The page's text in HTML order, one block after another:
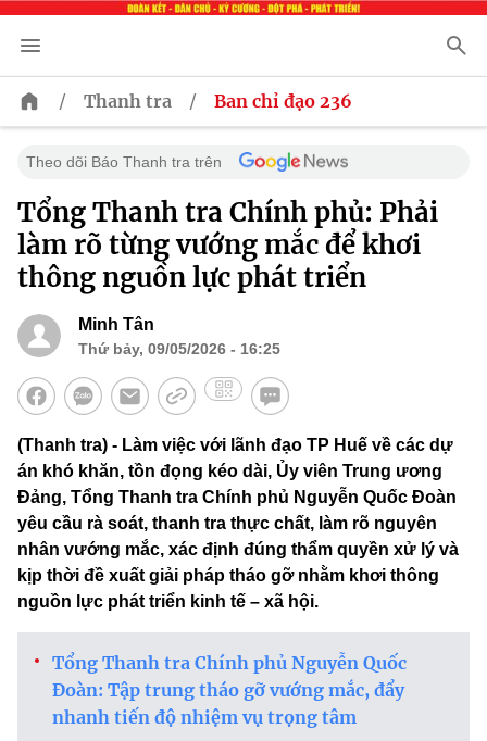
/ Thanh tra / Ban chỉ đạo 236
Theo dõi Báo Thanh tra trên
Tổng Thanh tra Chính phủ: Phải
làm rõ từng vướng mắc để khơi
thông nguồn lực phát triển
Minh Tân
Thứ bảy, 09/05/2026 - 16:25
(Thanh tra) - Làm việc với lãnh đạo TP Huế về các dự
án khó khăn, tồn đọng kéo dài, Ủy viên Trung ương
Đảng, Tổng Thanh tra Chính phủ Nguyễn Quốc Đoàn
yêu cầu rà soát, thanh tra thực chất, làm rõ nguyên
nhân vướng mắc, xác định đúng thẩm quyền xử lý và
kịp thời đề xuất giải pháp tháo gỡ nhằm khơi thông
nguồn lực phát triển kinh tế – xã hội.
Tổng Thanh tra Chính phủ Nguyễn Quốc
Đoàn: Tập trung tháo gỡ vướng mắc, đẩy
nhanh tiến độ nhiệm vụ trọng tâm